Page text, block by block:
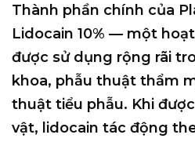
Thành phần chính của
Lidocain 10% — một hoạt
được sử dụng rộng rãi
khoa, phẫu thuật thẩm
thuật tiểu phẫu. Khi
vật, lidocain tác động